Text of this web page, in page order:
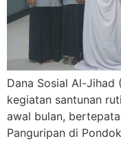
Dana Sosial Al-Jihad
kegiatan santunan
awal bulan,
Panguripan di